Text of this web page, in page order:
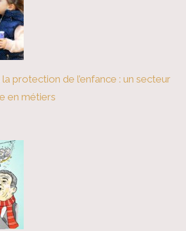
protection de l’enfance : un secteur
en métiers